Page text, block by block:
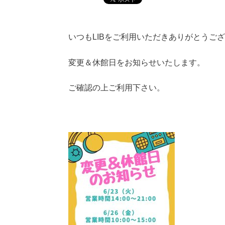
いつもLIBをご利用いただきありがとうござ
変更＆休館日をお知らせいたします。
ご確認の上ご利用下さい。